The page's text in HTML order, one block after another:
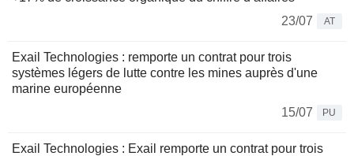
23/07
AT
Exail Technologies : remporte un contrat pour trois
systèmes légers de lutte contre les mines auprès d'une
marine européenne
15/07
PU
Exail Technologies : Exail remporte un contrat pour trois